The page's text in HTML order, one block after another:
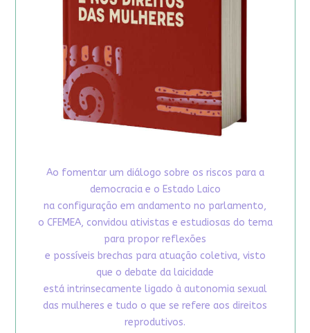
Ao fomentar um diálogo sobre os riscos para a
democracia e o Estado Laico
na configuração em andamento no parlamento,
o CFEMEA, convidou ativistas e estudiosas do tema
para propor reflexões
e possíveis brechas para atuação coletiva, visto
que o debate da laicidade
está intrinsecamente ligado à autonomia sexual
das mulheres e tudo o que se refere aos direitos
reprodutivos.